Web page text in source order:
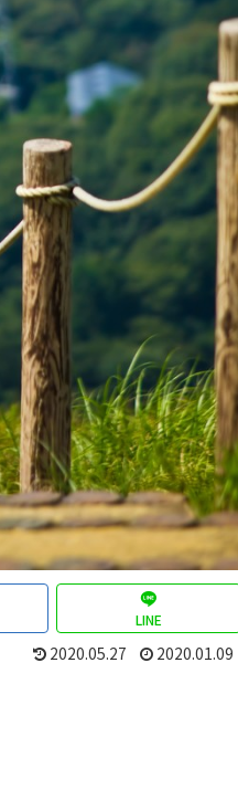
LINE
2020.05.27 2020.01.09